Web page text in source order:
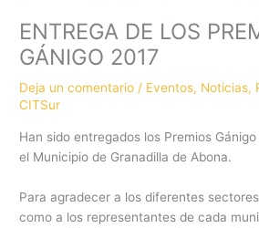
ENTREGA DE LOS
GÁNIGO 2017
Deja un comentario / Eventos, Noticias,
CITSur
Han sido entregados los Premios
el Municipio de Granadilla de Abona.
Para agradecer a los diferentes
como a los representantes de cada